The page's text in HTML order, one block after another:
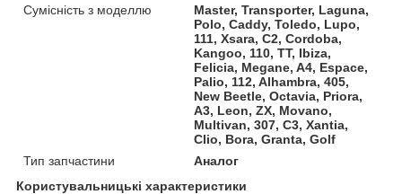
Сумісність з моделлю
Master, Transporter, Laguna,
Polo, Caddy, Toledo, Lupo,
111, Xsara, C2, Cordoba,
Kangoo, 110, TT, Ibiza,
Felicia, Megane, A4, Espace,
Palio, 112, Alhambra, 405,
New Beetle, Octavia, Priora,
A3, Leon, ZX, Movano,
Multivan, 307, C3, Xantia,
Clio, Bora, Granta, Golf
Тип запчастини
Аналог
Користувальницькі характеристики